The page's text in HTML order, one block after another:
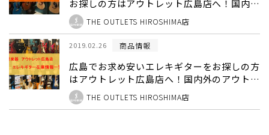
お探しの方はアウトレット広島店へ！国内外
のアウトレットアコースティックギターを集
めました！2024/11/4更新
THE OUTLETS HIROSHIMA店
2019.02.26 商品情報
広島でお求め安いエレキギターをお探しの方
はアウトレット広島店へ！国内外のアウトレ
ットエレキギターを集めました！
2024/10/11更新
THE OUTLETS HIROSHIMA店